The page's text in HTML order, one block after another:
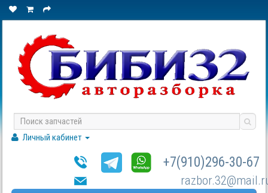
Личный кабинет
+7(910)296-30-67